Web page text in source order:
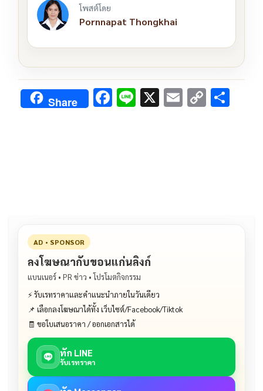
โพสต์โดย
Pornnapat Thongkhai
Share F Li X E C
AD • SPONSOR
ลงโฆษณากับขอนแก่นลิงก์
แบนเนอร์ • PR ข่าว • โปรโมตกิจกรรม
⚡ รับเรทราคาและคำแนะนำภายในวันเดียว
📌 เลือกลงโฆษณาได้ทั้ง เว็บไซต์/Facebook/Tiktok
🧾 ขอใบเสนอราคา / ออกเอกสารได้
ทัก LINE
รับเรทราคา